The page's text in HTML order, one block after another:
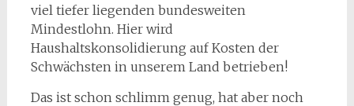
viel tiefer liegenden bundesweiten
Mindestlohn. Hier wird
Haushaltskonsolidierung auf Kosten der
Schwächsten in unserem Land betrieben!
Das ist schon schlimm genug, hat aber noch